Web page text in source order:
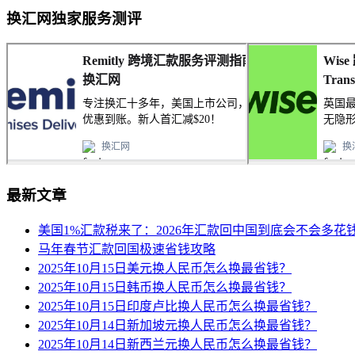
换汇网独家服务测评
最新文章
美国1%汇款税来了：2026年汇款回中国到底会不会多花
马年春节汇款回国极速省钱攻略
2025年10月15日美元换人民币怎么换最省钱？
2025年10月15日韩币换人民币怎么换最省钱？
2025年10月15日印度卢比换人民币怎么换最省钱？
2025年10月14日新加坡元换人民币怎么换最省钱？
2025年10月14日新西兰元换人民币怎么换最省钱？